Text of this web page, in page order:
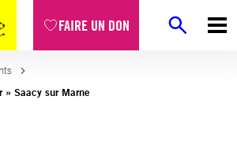
FAIRE UN DON
Saacy sur Marne